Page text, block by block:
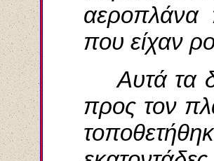
αεροπλάνα
που είχαν
Αυτά τα
προς τον